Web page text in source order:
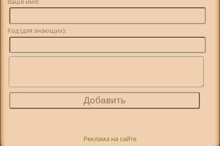
Код (для знающих):
Реклама на сайте